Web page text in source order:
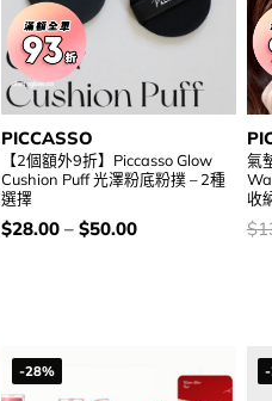
PICCASSO
【2個額外9折】Piccasso Glow
Cushion Puff 光澤粉底粉撲 – 2種
選擇
價
$28.00– $50.00
氣
收
價
$
-28%